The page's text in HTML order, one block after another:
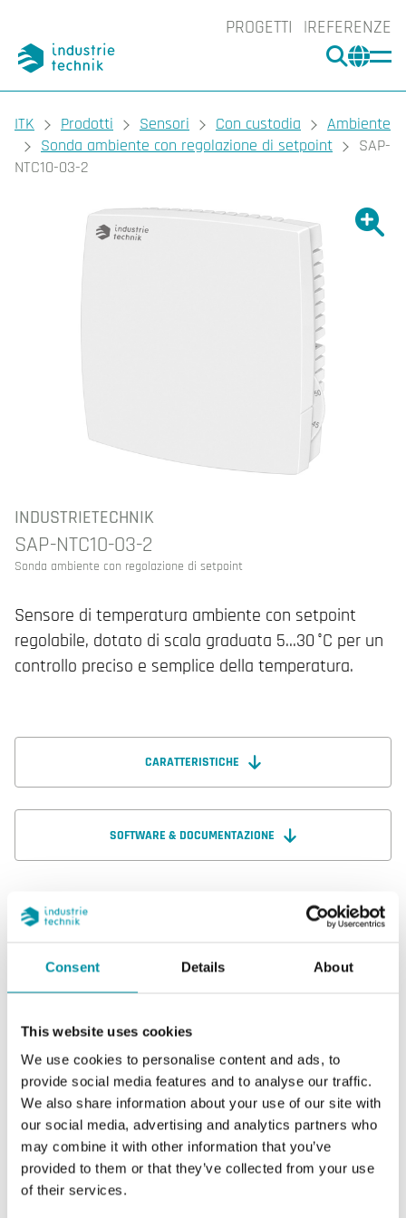
Consent Details About
This website uses cookies
We use cookies to personalise content and ads, to
provide social media features and to analyse our traffic.
We also share information about your use of our site with
our social media, advertising and analytics partners who
may combine it with other information that you’ve
provided to them or that they’ve collected from your use
of their services.
PROGETTI REFERENZE
CERCA
You are here:
ITK Prodotti Sensori Con custodia
Ambiente
Sonda ambiente con regolazione di setpoint
SAP-
NTC10-03-2
INDUSTRIETECHNIK
SAP-NTC10-03-2
Sonda ambiente con regolazione di setpoint
Sensore di temperatura ambiente con setpoint
regolabile, dotato di scala graduata 5…30 °C per un
controllo preciso e semplice della temperatura.
CARATTERISTICHE
SOFTWARE & DOCUMENTAZIONE
Uscita sensore Passivo
Intervallo di
misura, temp
0…50 °C
Elemento
sensibile
NTC10-03